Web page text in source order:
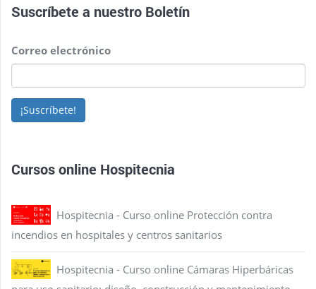
Suscríbete a nuestro Boletín
Correo electrónico
¡Suscríbete!
Cursos online Hospitecnia
Hospitecnia - Curso online Protección contra
incendios en hospitales y centros sanitarios
Hospitecnia - Curso online Cámaras Hiperbáricas